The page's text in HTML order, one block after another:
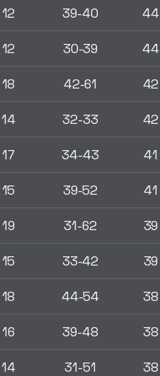
12 39-40 44
12 30-39 44
18 42-61 42
14 32-33 42
17 34-43 41
15 39-52 41
19 31-62 39
15 33-42 39
18 44-54 38
16 39-48 38
14 31-51 38